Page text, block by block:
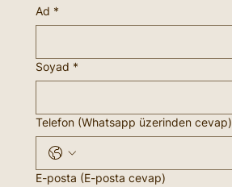
Ad *
Soyad *
Telefon (Whatsapp üzerinden cevap)
E-posta (E-posta cevap)